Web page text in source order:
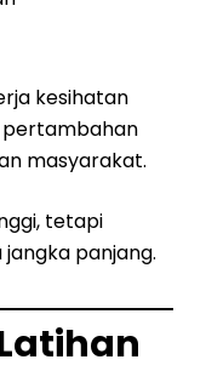
kesihatan
pertambahan
masyarakat.
tetapi
panjang.